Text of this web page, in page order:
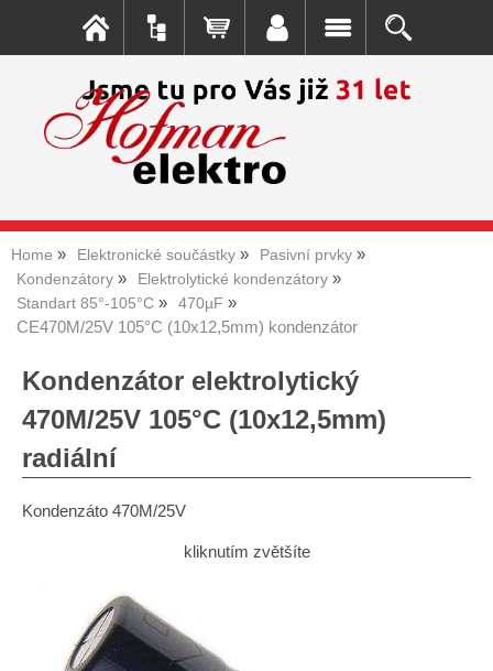
Home Elektronické součástky
Pasivní prvky
Kondenzátory
Elektrolytické kondenzátory
Standart 85°-105°C
470µF
CE470M/25V 105°C (10x12,5mm) kondenzátor
Kondenzátor elektrolytický
470M/25V 105°C (10x12,5mm)
radiální
Kondenzáto 470M/25V
kliknutím zvětšíte